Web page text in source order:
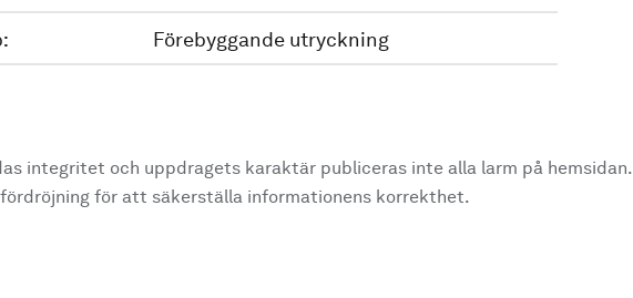
Förebyggande utryckning
integritet och uppdragets karaktär publiceras inte alla larm på hemsidan.
fördröjning för att säkerställa informationens korrekthet.